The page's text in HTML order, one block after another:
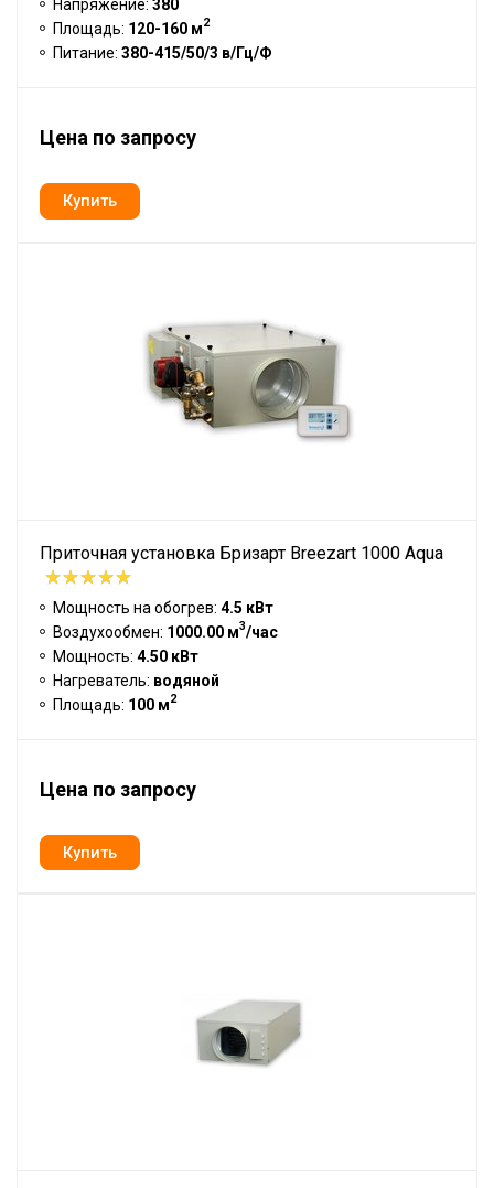
Напряжение: 380
Площадь: 120-160 м2
Питание: 380-415/50/3 в/Гц/Ф
Цена по запросу
Приточная установка Бризарт Breezart 1000 Aqua
Мощность на обогрев: 4.5 кВт
Воздухообмен: 1000.00 м3/час
Мощность: 4.50 кВт
Нагреватель: водяной
Площадь: 100 м2
Цена по запросу